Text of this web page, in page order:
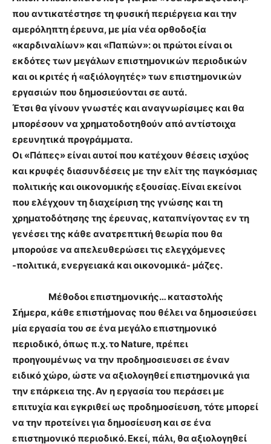
που αντικατέστησε τη φυσική περιέργεια και την
αμερόληπτη έρευνα, με μία νέα ορθοδοξία
«καρδιναλίων» και «Παπών»: οι πρώτοι είναι οι
εκδότες των μεγάλων επιστημονικών περιοδικών
και οι κριτές ή «αξιόλογητές» των επιστημονικών
εργασιών που δημοσιεύονται σε αυτά.
Έτσι θα γίνουν γνωστές και αναγνωρίσιμες και θα
μπορέσουν να χρηματοδοτηθούν από αντίστοιχα
ερευνητικά προγράμματα.
Οι «Πάπες» είναι αυτοί που κατέχουν θέσεις ισχύος
και κρυφές διασυνδέσεις με την ελίτ της παγκόσμιας
πολιτικής και οικονομικής εξουσίας. Είναι εκείνοι
που ελέγχουν τη διαχείριση της γνώσης και τη
χρηματοδότησης της έρευνας, καταπνίγοντας εν τη
γενέσει της κάθε ανατρεπτική θεωρία που θα
μπορούσε να απελευθερώσει τις ελεγχόμενες
-πολιτικά, ενεργειακά και οικονομικά- μάζες.
Μέθοδοι επιστημονικής… καταστολής
Σήμερα, κάθε επιστήμονας που θέλει να δημοσιεύσει
μία εργασία του σε ένα μεγάλο επιστημονικό
περιοδικό, όπως π.χ. το Nature, πρέπει
προηγουμένως να την προδημοσιευσει σε έναν
ειδικό χώρο, ώστε να αξιολογηθεί επιστημονικά για
την επάρκεια της. Αν η εργασία του περάσει με
επιτυχία και εγκριθεί ως προδημοσίευση, τότε μπορεί
να την προτείνει για δημοσίευση και σε ένα
επιστημονικό περιοδικό. Εκεί, πάλι, θα αξιολογηθεί